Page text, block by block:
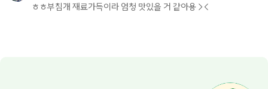
ㅎㅎ부침개 재료가득이라 엄청 맛있을 거 같아용 ><